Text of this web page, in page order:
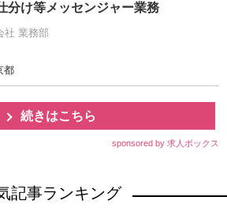
分け等メッセンジャー業務
社 業務部
都
続きはこちら
sponsored by 求人ボックス
記事ランキング